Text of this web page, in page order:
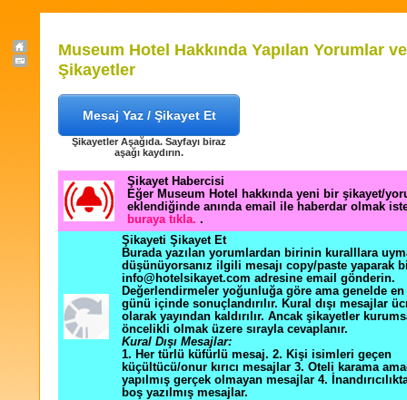
Museum Hotel Hakkında Yapılan Yorumlar ve
Şikayetler
Mesaj Yaz / Şikayet Et
Şikayetler Aşağıda. Sayfayı biraz
aşağı kaydırın.
Şikayet Habercisi
Eğer Museum Hotel hakkında yeni bir şikayet/
eklendiğinde anında email ile haberdar olmak
buraya tıkla. .
Şikayeti Şikayet Et
Burada yazılan yorumlardan birinin kuralllara
düşünüyorsanız ilgili mesajı copy/paste yaparak
info@hotelsikayet.com adresine email gönderin.
Değerlendirmeler yoğunluğa göre ama genelde
günü içinde sonuçlandırılır. Kural dışı mesajlar
olarak yayından kaldırılır. Ancak şikayetler
öncelikli olmak üzere sırayla cevaplanır.
Kural Dışı Mesajlar:
1. Her türlü küfürlü mesaj. 2. Kişi isimleri geçen
küçültücü/onur kırıcı mesajlar 3. Oteli karama
yapılmış gerçek olmayan mesajlar 4.
boş yazılmış mesajlar.